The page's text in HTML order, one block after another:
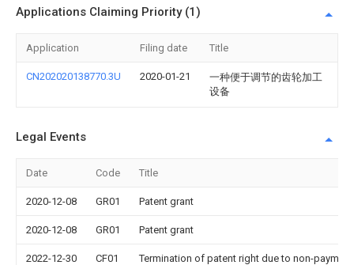
Applications Claiming Priority (1)
Application Filing date Title
CN202020138770.3U 2020-01-21
一种便于调节的齿轮加工
设备
Legal Events
Date Code Title
2020-12-08 GR01 Patent grant
2020-12-08 GR01 Patent grant
2022-12-30 CF01 Termination of patent right due to non-